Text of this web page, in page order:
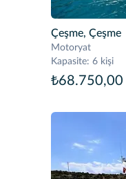
Çeşme, Çeşme
Motoryat
Kapasite: 6 kişi
₺68.750,00